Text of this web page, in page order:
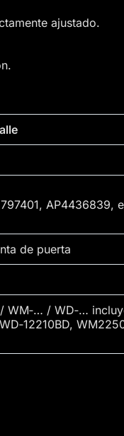
ajustado.
AP4436839,
de puerta
/ WD‑…